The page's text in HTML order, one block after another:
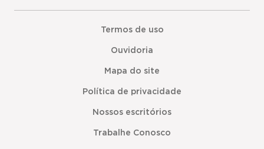
Termos de uso
Ouvidoria
Mapa do site
Política de privacidade
Nossos escritórios
Trabalhe Conosco